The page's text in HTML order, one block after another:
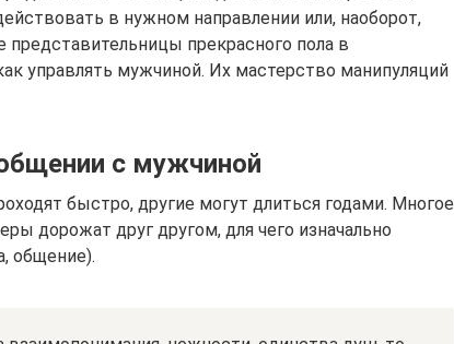
в нужном направлении или, наоборот,
представительницы прекрасного пола в
управлять мужчиной. Их мастерство манипуляций
с мужчиной
быстро, другие могут длиться годами. Многое
дорожат друг другом, для чего изначально
общение).